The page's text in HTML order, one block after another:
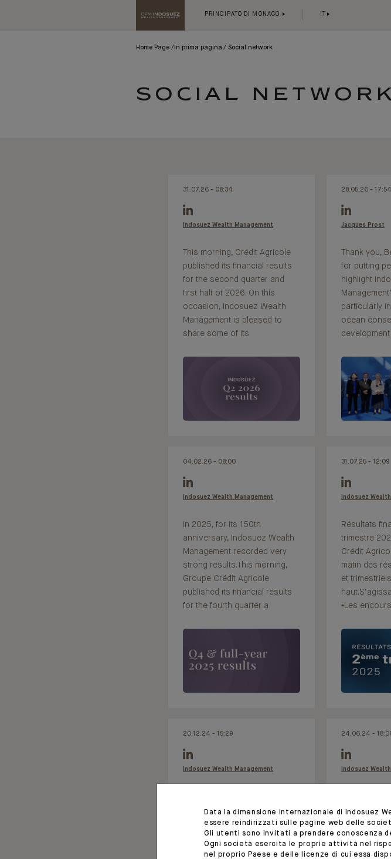
PRINCIPATO DI MONACO
Home Page In prima pagina Social network
SOCIAL
31.07.26 - 08:34
Indosuez Wealth Management
This morning, Crédit Agricole
published its financial results
for the second quarter and
first half of 2026. On this
occasion, Indosuez Wealth
Management is pleased to
share some of its
28.05.26 - 17:54
Jacques Prost
Thank you,
for putting
highlight
particularly
ocean
development
04.02.26 - 08:00
Indosuez Wealth Management
In 2025, for its 150th
anniversary, Indosuez Wealth
Management recorded very
strong results.This morning,
Groupe Crédit Agricole
published its financial results
for the fourth quarter a
31.07.25 - 12:09
Indosuez
Résultats
trimestre
Crédit
matin des
et
▪️Les
20.12.24 - 15:29
Indosuez Wealth Management
New Phase of Development at
Degroof Petercam. Today, the
Board of Directors has
decided to co-opt Sylvie Huret,
24.06.24 -
Indosuez
émission de
Insider est
nouvel
Data la dimensione internazionale di Indosuez
essere reindirizzati sulle pagine web delle
Gli utenti sono invitati a prendere conoscenza
Ogni società esercita le proprie attività nel
nel proprio Paese e delle licenze di cui essa